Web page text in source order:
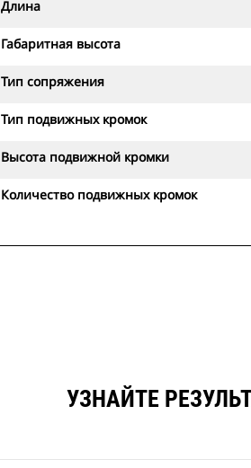
Длина
Габаритная высота
Тип сопряжения
Тип подвижных кромок
Высота подвижной кромки
Количество подвижных кромок
УЗНАЙТЕ